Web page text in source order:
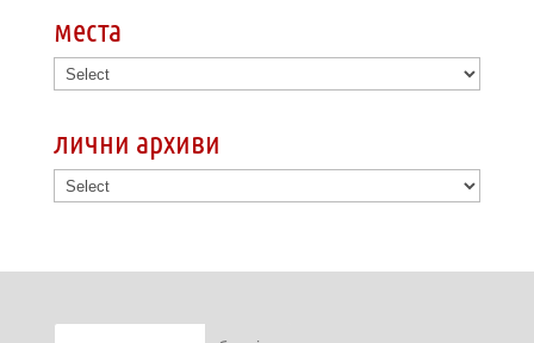
места
лични архиви